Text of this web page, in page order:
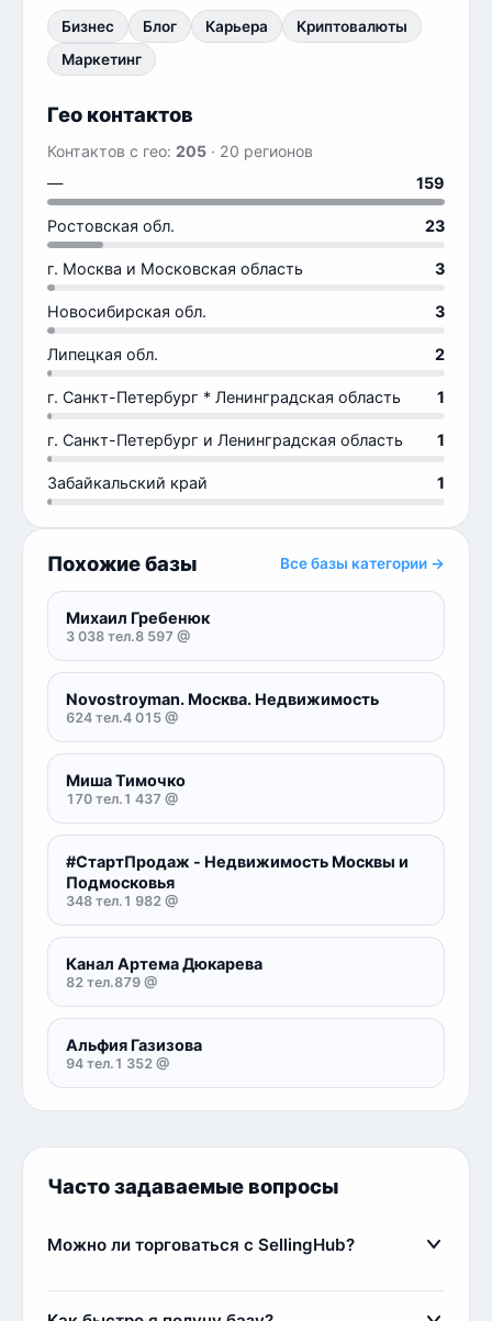
Бизнес Блог Карьера
Криптовалюты
Маркетинг
Гео контактов
Контактов с гео: 205 · 20 регионов
—
159
Ростовская обл. 23
г. Москва и Московская область 3
Новосибирская обл. 3
Липецкая обл. 2
г. Санкт-Петербург * Ленинградская область 1
г. Санкт-Петербург и Ленинградская область 1
Забайкальский край 1
Похожие базы Все базы категории →
Михаил Гребенюк
3 038 тел.8 597 @
Novostroyman. Москва. Недвижимость
624 тел.4 015 @
Миша Тимочко
170 тел. 1 437 @
#СтартПродаж - Недвижимость Москвы и
Подмосковья
348 тел. 1 982 @
Канал Артема Дюкарева
82 тел.879 @
Альфия Газизова
94 тел. 1 352 @
Часто задаваемые вопросы
Можно ли торговаться с SellingHub?
поэтому идем на уступки, если клиент